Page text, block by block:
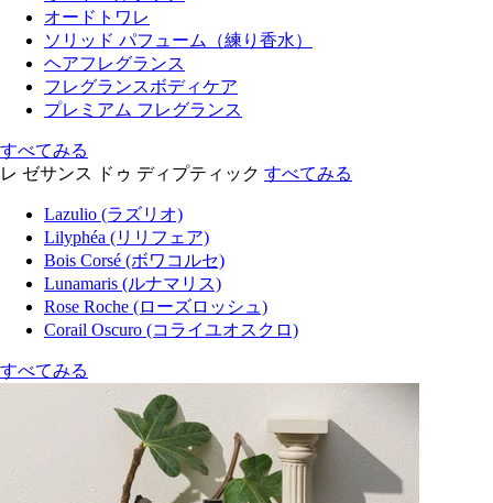
オードトワレ
ソリッド パフューム（練り香水）
ヘアフレグランス
フレグランスボディケア
プレミアム フレグランス
すべてみる
レ ゼサンス ドゥ ディプティック すべてみる
Lazulio (ラズリオ)
Lilyphéa (リリフェア)
Bois Corsé (ボワコルセ)
Lunamaris (ルナマリス)
Rose Roche (ローズロッシュ)
Corail Oscuro (コライユオスクロ)
すべてみる